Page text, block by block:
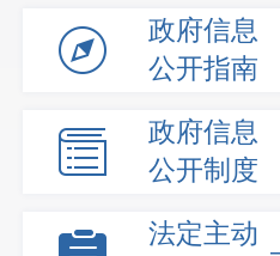
政府信息
公开指南
政府信息
公开制度
法定主动